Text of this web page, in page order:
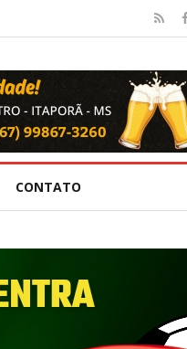
CONTATO